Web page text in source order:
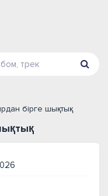
бірге шықтық